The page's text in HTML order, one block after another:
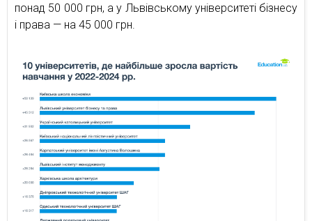
понад 50 000 грн, а у Львівському університеті бізнесу
і права — на 45 000 грн.